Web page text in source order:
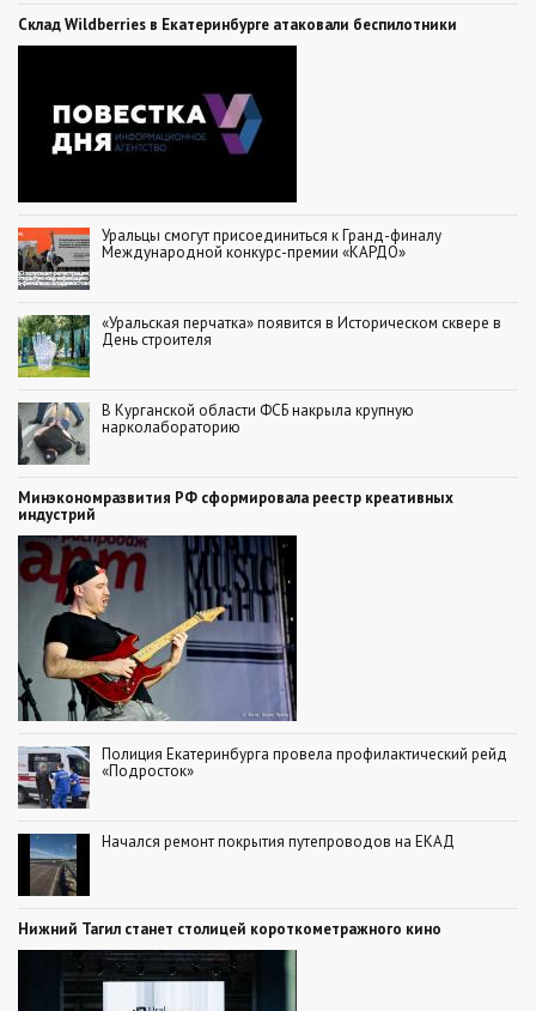
Склад Wildberries в Екатеринбурге атаковали беспилотники
Уральцы смогут присоединиться к Гранд-финалу
Международной конкурс-премии «КАРДО»
«Уральская перчатка» появится в Историческом сквере в
День строителя
В Курганской области ФСБ накрыла крупную
нарколабораторию
Минэкономразвития РФ сформировала реестр креативных
индустрий
Полиция Екатеринбурга провела профилактический рейд
«Подросток»
Начался ремонт покрытия путепроводов на ЕКАД
Нижний Тагил станет столицей короткометражного кино